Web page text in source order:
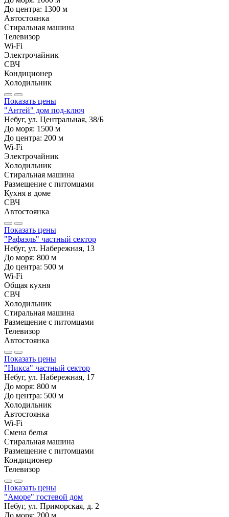
До центра: 1300 м
Автостоянка
Стиральная машина
Телевизор
Wi-Fi
Электрочайник
СВЧ
Кондиционер
Холодильник
Показать цены
"Антей" дом под-ключ
Небуг, ул. Центральная, 38/Б
До моря: 1500 м
До центра: 200 м
Wi-Fi
Электрочайник
Холодильник
Стиральная машина
Размещение с питомцами
Кухня в доме
СВЧ
Автостоянка
Показать цены
"Рафаэль" частный сектор
Небуг, ул. Набережная, 13
До моря: 800 м
До центра: 500 м
Wi-Fi
Общая кухня
СВЧ
Холодильник
Стиральная машина
Размещение с питомцами
Телевизор
Автостоянка
Показать цены
"Никса" частный сектор
Небуг, ул. Набережная, 17
До моря: 800 м
До центра: 500 м
Холодильник
Автостоянка
Wi-Fi
Смена белья
Стиральная машина
Размещение с питомцами
Кондиционер
Телевизор
Показать цены
"Аморе" гостевой дом
Небуг, ул. Приморская, д. 2
До моря: 200 м